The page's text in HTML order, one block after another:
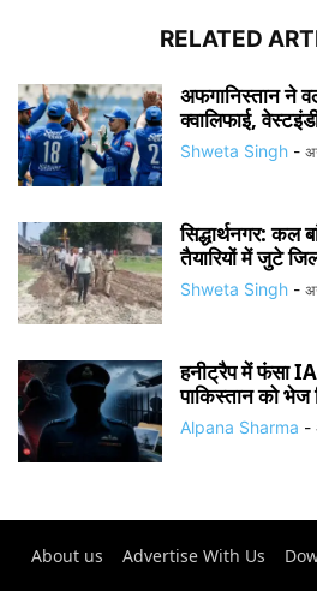
RELATED
अफगानिस्तान ने
क्वालिफाई,
Shweta Singh -
सिद्धार्थनगर: कल
तैयारियों में जुटे
Shweta Singh -
हनीट्रैप में फंसा
पाकिस्तान को भेज
Alpana Sharma -
About us Advertise With Us